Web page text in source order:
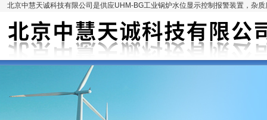
北京中慧天诚科技有限公司是供应UHM-BG工业锅炉水位显示控制报警装置，杂